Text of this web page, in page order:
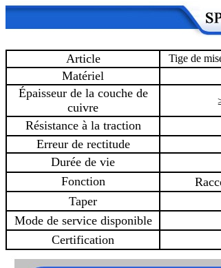
Article Tige de
Matériel
Épaisseur de la couche de
cuivre
Résistance à la traction
Erreur de rectitude
Durée de vie
Fonction
Taper
Mode de service disponible
Certification